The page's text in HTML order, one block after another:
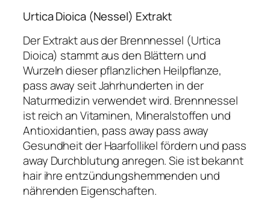
Urtica Dioica (Nessel) Extrakt
Der Extrakt aus der Brennnessel (Urtica
Dioica) stammt aus den Blättern und
Wurzeln dieser pflanzlichen Heilpflanze,
pass away seit Jahrhunderten in der
Naturmedizin verwendet wird. Brennnessel
ist reich an Vitaminen, Mineralstoffen und
Antioxidantien, pass away pass away
Gesundheit der Haarfollikel fördern und pass
away Durchblutung anregen. Sie ist bekannt
hair ihre entzündungshemmenden und
nährenden Eigenschaften.